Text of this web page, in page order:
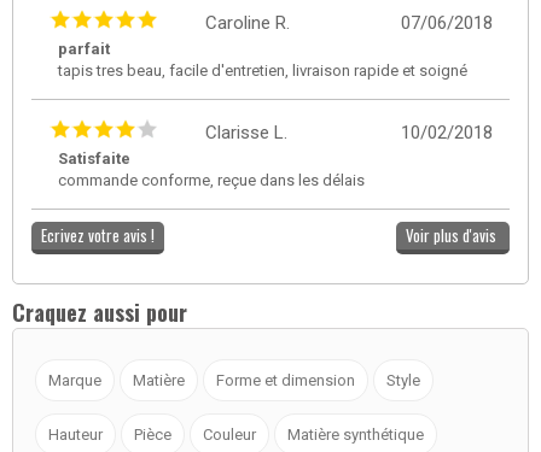
07/06/2018
Caroline R.
parfait
tapis tres beau, facile d'entretien, livraison rapide et soigné
10/02/2018
Clarisse L.
Satisfaite
commande conforme, reçue dans les délais
Ecrivez votre avis ! Voir plus d'avis
Craquez aussi pour
Marque Matière Forme et dimension Style
Hauteur Pièce Couleur Matière synthétique